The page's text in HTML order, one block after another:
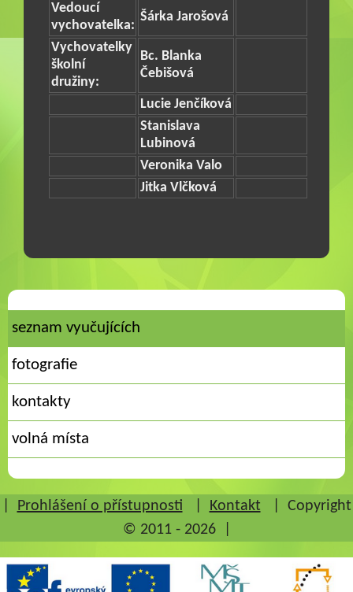
Vedoucí
vychovatelka:
Šárka Jarošová
Vychovatelky
školní
družiny:
Bc. Blanka
Čebišová
Lucie Jenčíková
Stanislava
Lubinová
Veronika Valo
Jitka Vlčková
seznam vyučujících
fotografie
kontakty
volná místa
Prohlášení o přístupnosti Kontakt
Copyright
© 2011 - 2026